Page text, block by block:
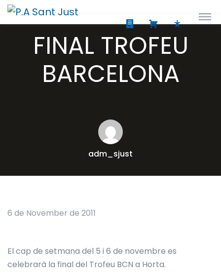
FINAL TROFEU
BARCELONA
adm_sjust
6 de November de 2011
El cap de setmana del 5 i 6 de novembre es
celebrarà la final del Trofeu BCN a Horta.